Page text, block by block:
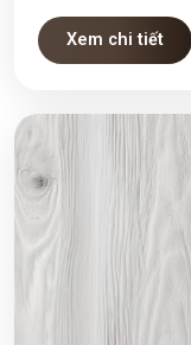
Xem chi tiết